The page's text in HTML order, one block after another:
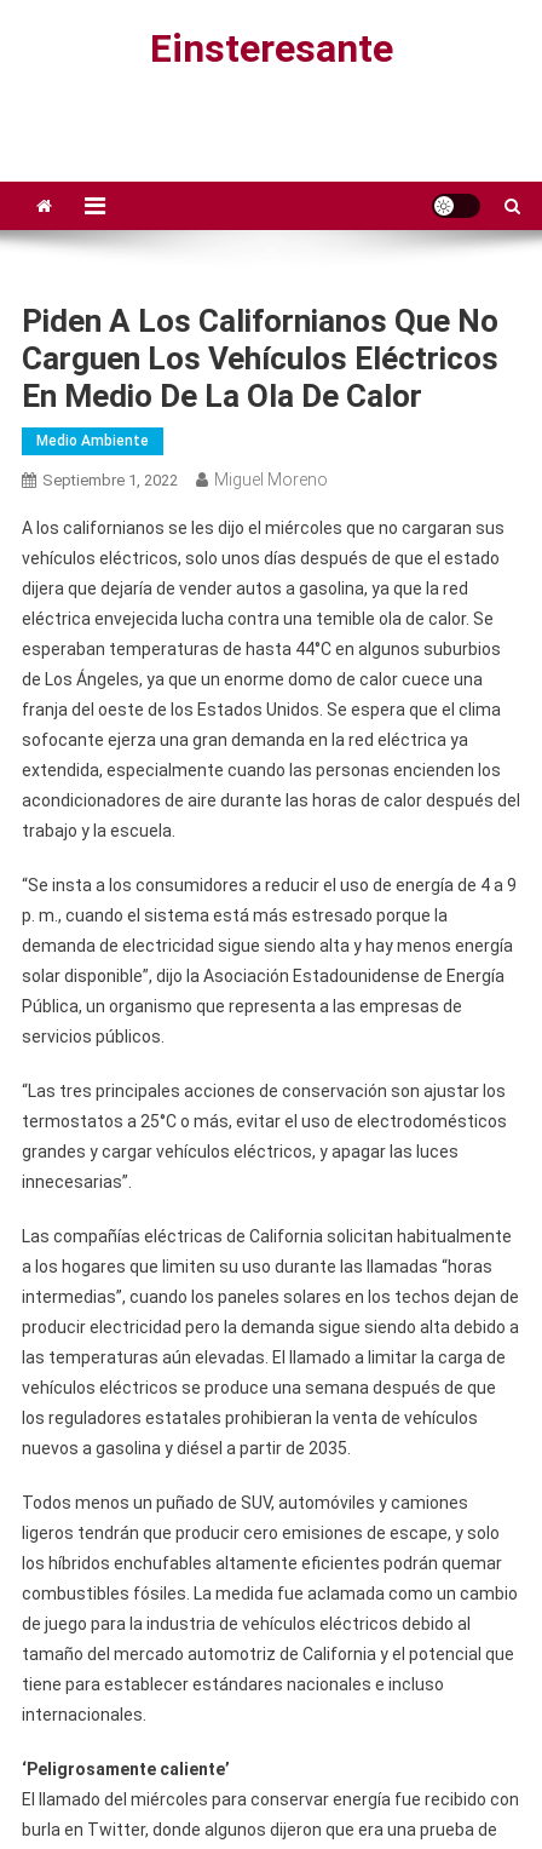
Einsteresante
Piden A Los Californianos Que No
Carguen Los Vehículos Eléctricos
En Medio De La Ola De Calor
Medio Ambiente
Septiembre 1, 2022 Miguel Moreno
A los californianos se les dijo el miércoles que no cargaran sus
vehículos eléctricos, solo unos días después de que el estado
dijera que dejaría de vender autos a gasolina, ya que la red
eléctrica envejecida lucha contra una temible ola de calor. Se
esperaban temperaturas de hasta 44°C en algunos suburbios
de Los Ángeles, ya que un enorme domo de calor cuece una
franja del oeste de los Estados Unidos. Se espera que el clima
sofocante ejerza una gran demanda en la red eléctrica ya
extendida, especialmente cuando las personas encienden los
acondicionadores de aire durante las horas de calor después del
trabajo y la escuela.
“Se insta a los consumidores a reducir el uso de energía de 4 a 9
p. m., cuando el sistema está más estresado porque la
demanda de electricidad sigue siendo alta y hay menos energía
solar disponible”, dijo la Asociación Estadounidense de Energía
Pública, un organismo que representa a las empresas de
servicios públicos.
“Las tres principales acciones de conservación son ajustar los
termostatos a 25°C o más, evitar el uso de electrodomésticos
grandes y cargar vehículos eléctricos, y apagar las luces
innecesarias”.
Las compañías eléctricas de California solicitan habitualmente
a los hogares que limiten su uso durante las llamadas “horas
intermedias”, cuando los paneles solares en los techos dejan de
producir electricidad pero la demanda sigue siendo alta debido a
las temperaturas aún elevadas. El llamado a limitar la carga de
vehículos eléctricos se produce una semana después de que
los reguladores estatales prohibieran la venta de vehículos
nuevos a gasolina y diésel a partir de 2035.
Todos menos un puñado de SUV, automóviles y camiones
ligeros tendrán que producir cero emisiones de escape, y solo
los híbridos enchufables altamente eficientes podrán quemar
combustibles fósiles. La medida fue aclamada como un cambio
de juego para la industria de vehículos eléctricos debido al
tamaño del mercado automotriz de California y el potencial que
tiene para establecer estándares nacionales e incluso
internacionales.
‘Peligrosamente caliente’
El llamado del miércoles para conservar energía fue recibido con
burla en Twitter, donde algunos dijeron que era una prueba de